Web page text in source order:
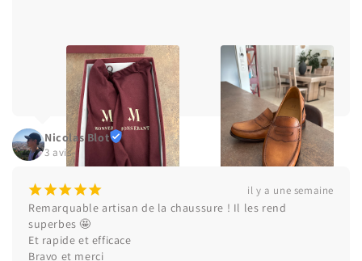
Nicolas Blot
3 avis
¡¡¡¡¡ il y a une semaine
Remarquable artisan de la chaussure ! Il les rend
superbes 🤩
Et rapide et efficace
Bravo et merci